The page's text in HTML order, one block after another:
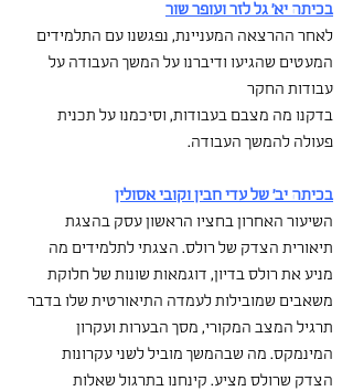
בכיתה יא' גל לזר ועופר שור
לאחר ההרצאה המעניינת, נפגשנו עם התלמידים
המעטים שהגיעו ודיברנו על המשך העבודה על
עבודות החקר
בדקנו מה מצבם בעבודות, וסיכמנו על תכנית
פעולה להמשך העבודה.
בכיתה יב' של עדי חבין וקובי אסולין
השיעור האחרון בחציו הראשון עסק בהצגת
תיאורית הצדק של רולס. הצגתי לתלמידים מה
מניע את רולס בדיון, דוגמאות שונות של חלוקת
משאבים שמובילות לעמדה התיאורטית שלו בדבר
תרגיל המצב המקורי, מסך הבערות ועקרון
המינמקס. מה שבהמשך מוביל לשני עקרונות
הצדק שרולס מציע. קינחנו בתרגול שאלות